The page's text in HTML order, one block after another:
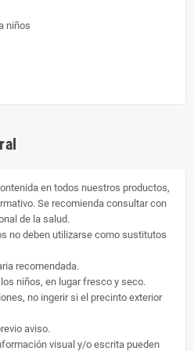
niños
en todos nuestros productos,
Se recomienda consultar con
de la salud.
no deben utilizarse como sustitutos
recomendada.
niños, en lugar fresco y seco.
no ingerir si el precinto exterior
aviso.
visual y/o escrita pueden